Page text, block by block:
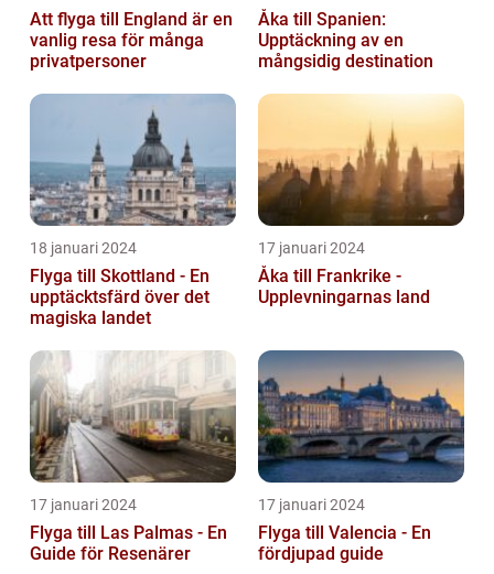
Att flyga till England är en
vanlig resa för många
privatpersoner
Åka till Spanien:
Upptäckning av en
mångsidig destination
18 januari 2024
Flyga till Skottland - En
upptäcktsfärd över det
magiska landet
17 januari 2024
Åka till Frankrike -
Upplevningarnas land
17 januari 2024
Flyga till Las Palmas - En
Guide för Resenärer
17 januari 2024
Flyga till Valencia - En
fördjupad guide